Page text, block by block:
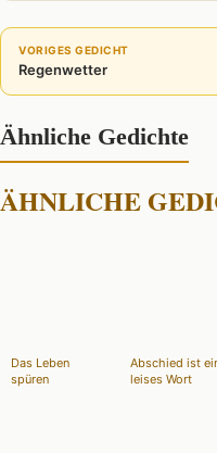
VORIGES GEDICHT
Regenwetter
Ähnliche Gedichte
ÄHNLICHE
Das Leben
spüren
Abschied ist
leises Wort